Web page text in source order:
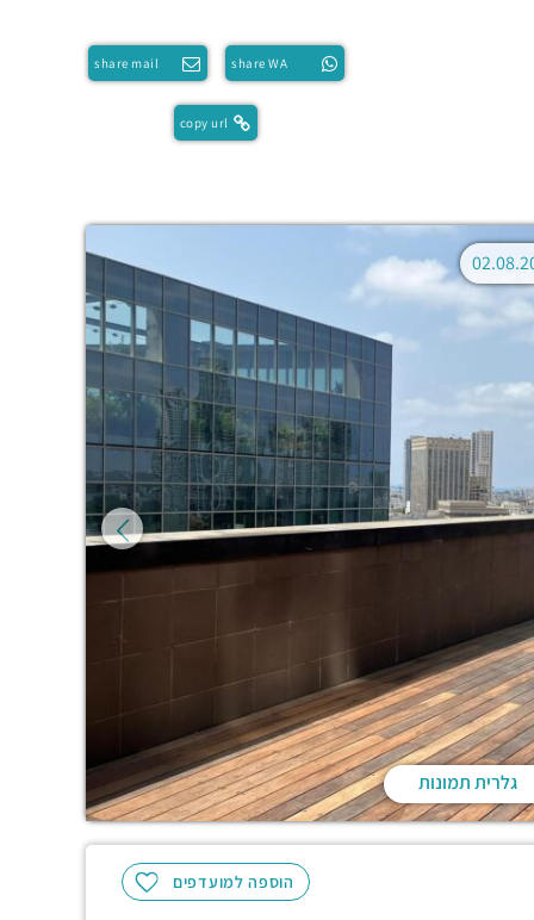
share WA
share mail
copy url
גלרית תמונות
הוספה למועדפים